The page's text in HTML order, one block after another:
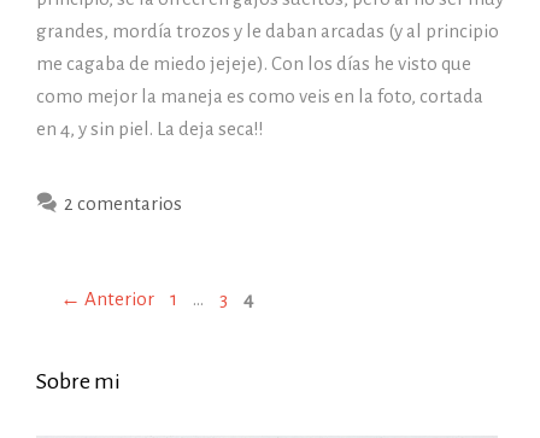
grandes, mordía trozos y le daban arcadas (y al principio
me cagaba de miedo jejeje). Con los días he visto que
como mejor la maneja es como veis en la foto, cortada
en 4, y sin piel. La deja seca!!
2 comentarios
← Anterior Página
1 … Página
3 Página
4
Sobre mi